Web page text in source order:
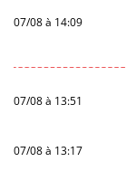
07/08 à 14:09
07/08 à 13:51
07/08 à 13:17